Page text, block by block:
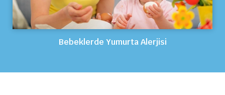
Bebeklerde Yumurta Alerjisi